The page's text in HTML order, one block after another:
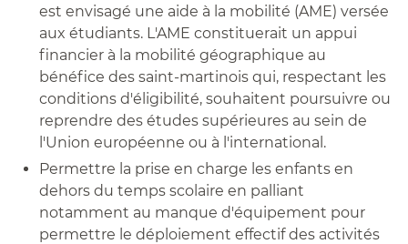
est envisagé une aide à la mobilité (AME) versée
aux étudiants. L'AME constituerait un appui
financier à la mobilité géographique au
bénéfice des saint-martinois qui, respectant les
conditions d'éligibilité, souhaitent poursuivre ou
reprendre des études supérieures au sein de
l'Union européenne ou à l'international.
Permettre la prise en charge les enfants en
dehors du temps scolaire en palliant
notamment au manque d'équipement pour
permettre le déploiement effectif des activités